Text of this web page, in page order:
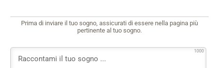
Prima di inviare il tuo sogno, assicurati di essere nella pagina più
pertinente al tuo sogno.
1000